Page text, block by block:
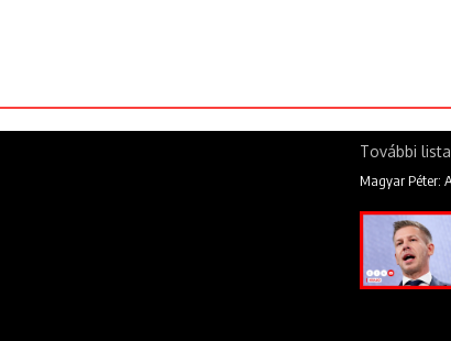
További lista